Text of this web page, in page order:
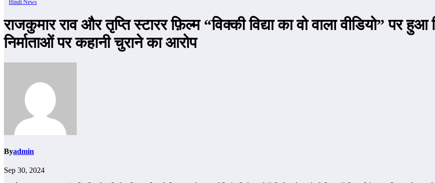
Hindi News
राजकुमार राव और तृप्ति स्टारर फ़िल्म “विक्की विद्या का वो वाला वीडियो” पर
निर्माताओं पर कहानी चुराने का आरोप
Byadmin
Sep 30, 2024